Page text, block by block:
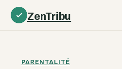
ZenTribu
PARENTALITÉ